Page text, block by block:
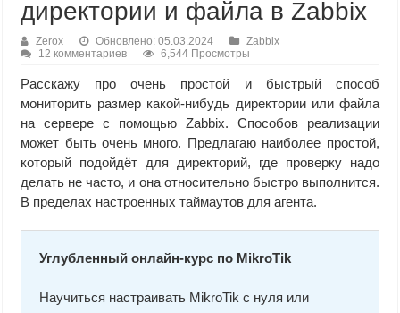
директории и файла в Zabbix
Zerox Обновлено: 05.03.2024
Zabbix
12 комментариев
6,544 Просмотры
Расскажу про очень простой и быстрый способ
мониторить размер какой-нибудь директории или файла
на сервере с помощью Zabbix. Способов реализации
может быть очень много. Предлагаю наиболее простой,
который подойдёт для директорий, где проверку надо
делать не часто, и она относительно быстро выполнится.
В пределах настроенных таймаутов для агента.
Углубленный онлайн-курс по MikroTik
Научиться настраивать MikroTik с нуля или